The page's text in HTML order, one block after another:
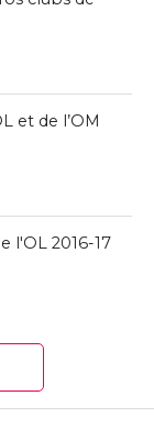
et de l’OM
l'OL 2016-17